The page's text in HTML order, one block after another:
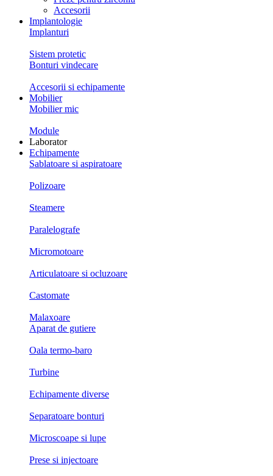
Accesorii
Implantologie
Implanturi
Sistem protetic
Bonturi vindecare
Accesorii si echipamente
Mobilier
Mobilier mic
Module
Laborator
Echipamente
Sablatoare si aspiratoare
Polizoare
Steamere
Paralelografe
Micromotoare
Articulatoare si ocluzoare
Castomate
Malaxoare
Aparat de gutiere
Oala termo-baro
Turbine
Echipamente diverse
Separatoare bonturi
Microscoape si lupe
Prese si injectoare